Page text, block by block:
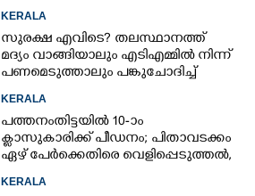
KERALA
സുരക്ഷ എവിടെ?​ തലസ്ഥാനത്ത്
മദ്യം വാങ്ങിയാലും എടിഎമ്മിൽ നിന്ന്
പണമെടുത്താലും പങ്കുചോദിച്ച്
സാമൂഹ്യവിരുദ്ധർ
KERALA
പത്തനംതിട്ടയിൽ 10-ാം
ക്ലാസുകാരിക്ക് പീഡനം; പിതാവടക്കം
ഏഴ് പേർക്കെതിരെ വെളിപ്പെടുത്തൽ,
മൂന്നുപേർ അറസ്റ്റിൽ
KERALA